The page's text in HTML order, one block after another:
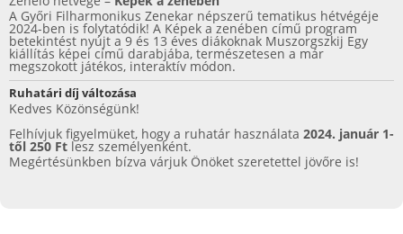
A Győri Filharmonikus Zenekar népszerű tematikus hétvégéje
2024-ben is folytatódik! A Képek a zenében című program
betekintést nyújt a 9 és 13 éves diákoknak Muszorgszkij Egy
kiállítás képei című darabjába, természetesen a már
megszokott játékos, interaktív módon.
Ruhatári díj változása
Kedves Közönségünk!
Felhívjuk figyelmüket, hogy a ruhatár használata 2024. január 1-
től 250 Ft lesz személyenként.
Megértésünkben bízva várjuk Önöket szeretettel jövőre is!